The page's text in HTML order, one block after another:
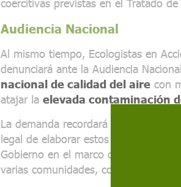
coercitivas previstas en el Tratado
Audiencia Nacional
Al mismo tiempo, Ecologistas en
denunciará ante la Audiencia
nacional de calidad del aire con
atajar la elevada contaminación
La demanda recordará que las
legal de elaborar estos planes más
Gobierno en el marco de un plan
varias comunidades, como es el caso